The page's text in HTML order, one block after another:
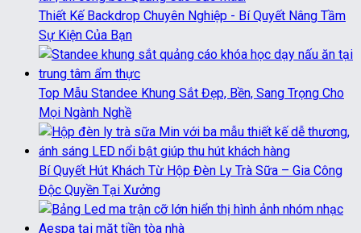
Thiết Kế Backdrop Chuyên Nghiệp - Bí Quyết Nâng Tầm
Sự Kiện Của Bạn
Top Mẫu Standee Khung Sắt Đẹp, Bền, Sang Trọng Cho
Mọi Ngành Nghề
Bí Quyết Hút Khách Từ Hộp Đèn Ly Trà Sữa – Gia Công
Độc Quyền Tại Xưởng